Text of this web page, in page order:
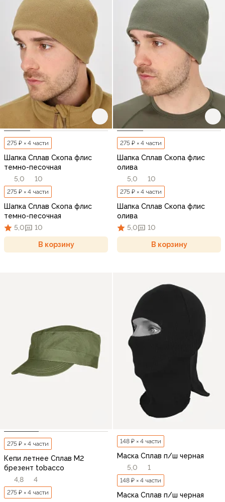
275 ₽ × 4 части
Шапка Сплав Скопа флис
темно-песочная
5,0
10
275 ₽ × 4 части
Шапка Сплав Скопа флис
темно-песочная
5,0
10
В корзину
275 ₽ × 4 части
Шапка Сплав Скопа флис
олива
5,0
10
275 ₽ × 4 части
Шапка Сплав Скопа флис
олива
5,0
10
В корзину
275 ₽ × 4 части
Кепи летнее Сплав М2
брезент tobacco
4,8
4
275 ₽ × 4 части
148 ₽ × 4 части
Маска Сплав п/ш черная
5,0
1
148 ₽ × 4 части
Маска Сплав п/ш черная